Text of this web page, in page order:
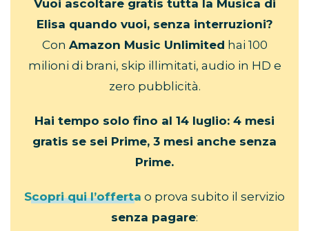
Vuoi ascoltare gratis tutta la Musica di
Elisa quando vuoi, senza interruzioni?
Con Amazon Music Unlimited hai 100
milioni di brani, skip illimitati, audio in HD e
zero pubblicità.
Hai tempo solo fino al 14 luglio: 4 mesi
gratis se sei Prime, 3 mesi anche senza
Prime.
Scopri qui l’offerta o prova subito il servizio
senza pagare: